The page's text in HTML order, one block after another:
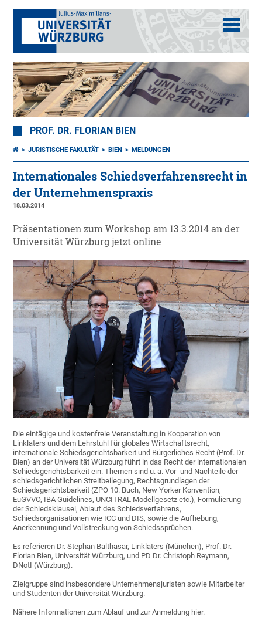
PROF. DR. FLORIAN BIEN
JURISTISCHE FAKULTÄT BIEN MELDUNGEN
Internationales Schiedsverfahrensrecht in
der Unternehmenspraxis
18.03.2014
Präsentationen zum Workshop am 13.3.2014 an der
Universität Würzburg jetzt online
Die eintägige und kostenfreie Veranstaltung in Kooperation von
Linklaters und dem Lehrstuhl für globales Wirtschaftsrecht,
internationale Schiedsgerichtsbarkeit und Bürgerliches Recht (Prof. Dr.
Bien) an der Universität Würzburg führt in das Recht der internationalen
Schiedsgerichtsbarkeit ein. Themen sind u. a. Vor- und Nachteile der
schiedsgerichtlichen Streitbeilegung, Rechtsgrundlagen der
Schiedsgerichtsbarkeit (ZPO 10. Buch, New Yorker Konvention,
EuGVVO, IBA Guidelines, UNCITRAL Modellgesetz etc.), Formulierung
der Schiedsklausel, Ablauf des Schiedsverfahrens,
Schiedsorganisationen wie ICC und DIS, sowie die Aufhebung,
Anerkennung und Vollstreckung von Schiedssprüchen.
Es referieren Dr. Stephan Balthasar, Linklaters (München), Prof. Dr.
Florian Bien, Universität Würzburg, und PD Dr. Christoph Reymann,
DNotI (Würzburg).
Zielgruppe sind insbesondere Unternehmensjuristen sowie Mitarbeiter
und Studenten der Universität Würzburg.
Nähere Informationen zum Ablauf und zur Anmeldung hier.